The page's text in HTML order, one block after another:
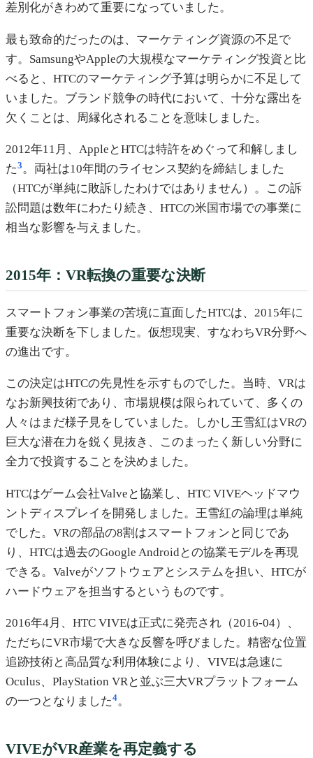
差別化がきわめて重要になっていました。
最も致命的だったのは、マーケティング資源の不足で
す。SamsungやAppleの大規模なマーケティング投資と比
べると、HTCのマーケティング予算は明らかに不足して
いました。ブランド競争の時代において、十分な露出を
欠くことは、周縁化されることを意味しました。
2012年11月、AppleとHTCは特許をめぐって和解しまし
た3。両社は10年間のライセンス契約を締結しました
（HTCが単純に敗訴したわけではありません）。この訴
訟問題は数年にわたり続き、HTCの米国市場での事業に
相当な影響を与えました。
2015年：VR転換の重要な決断
スマートフォン事業の苦境に直面したHTCは、2015年に
重要な決断を下しました。仮想現実、すなわちVR分野へ
の進出です。
この決定はHTCの先見性を示すものでした。当時、VRは
なお新興技術であり、市場規模は限られていて、多くの
人々はまだ様子見をしていました。しかし王雪紅はVRの
巨大な潜在力を鋭く見抜き、このまったく新しい分野に
全力で投資することを決めました。
HTCはゲーム会社Valveと協業し、HTC VIVEヘッドマウ
ントディスプレイを開発しました。王雪紅の論理は単純
でした。VRの部品の8割はスマートフォンと同じであ
り、HTCは過去のGoogle Androidとの協業モデルを再現
できる。Valveがソフトウェアとシステムを担い、HTCが
ハードウェアを担当するというものです。
2016年4月、HTC VIVEは正式に発売され（2016-04）、
ただちにVR市場で大きな反響を呼びました。精密な位置
追跡技術と高品質な利用体験により、VIVEは急速に
Oculus、PlayStation VRと並ぶ三大VRプラットフォーム
の一つとなりました4。
VIVEがVR産業を再定義する